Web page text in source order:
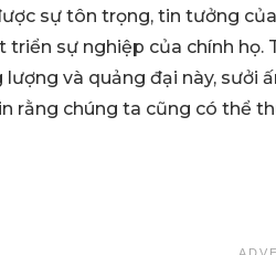
sự tôn trọng, tin tưởng
triển sự nghiệp của chính họ.
lượng và quảng đại này, sưởi
rằng chúng ta cũng có thể